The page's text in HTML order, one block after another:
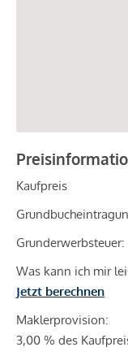
Kaufpreis
Grunderwerbsteuer:
Was kann ich mir
Jetzt berechnen
Maklerprovision:
3,00 % des